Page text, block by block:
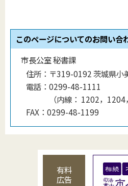
このページについてのお問い合
市長公室 秘書課
住所： 〒319-0192 茨城県小
電話： 0299-48-1111
（内線 ： 1202，1204
FAX： 0299-48-1199
有料
広告